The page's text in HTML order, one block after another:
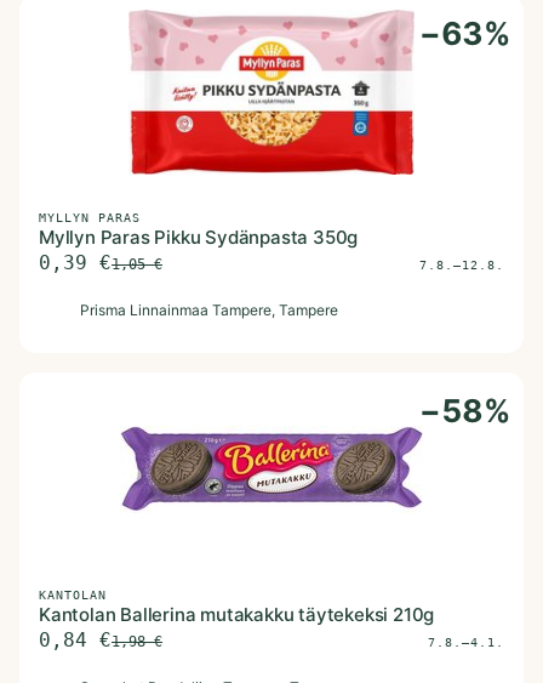
−63%
MYLLYN PARAS
Myllyn Paras Pikku Sydänpasta 350g
0,39 €1,05€ 7.8.–12.8.
Prisma Linnainmaa Tampere, Tampere
−58%
KANTOLAN
Kantolan Ballerina mutakakku täytekeksi 210g
0,84 €1,98€ 7.8.–4.1.